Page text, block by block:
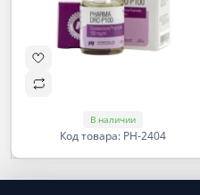
В наличии
Код товара: PH-2404